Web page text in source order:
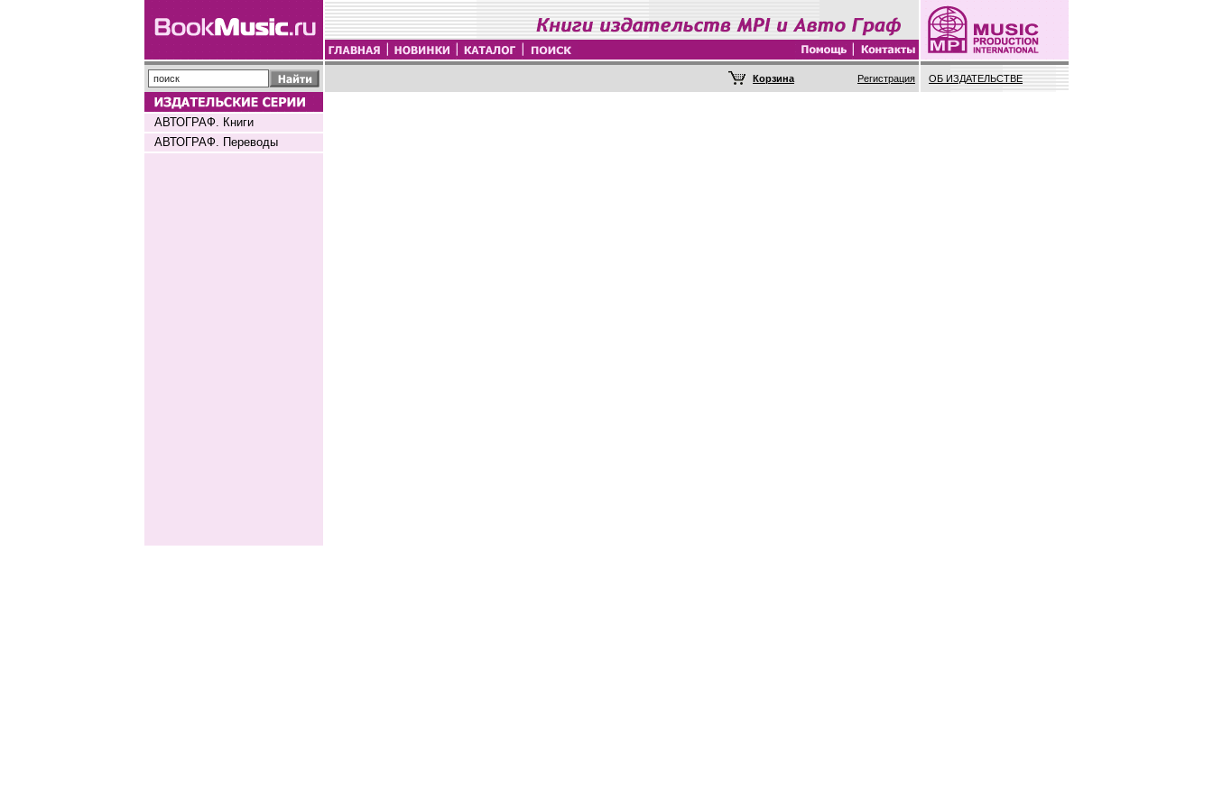
Регистрация ОБ ИЗДАТЕЛЬСТВЕ
АВТОГРАФ. Книги
АВТОГРАФ. Переводы